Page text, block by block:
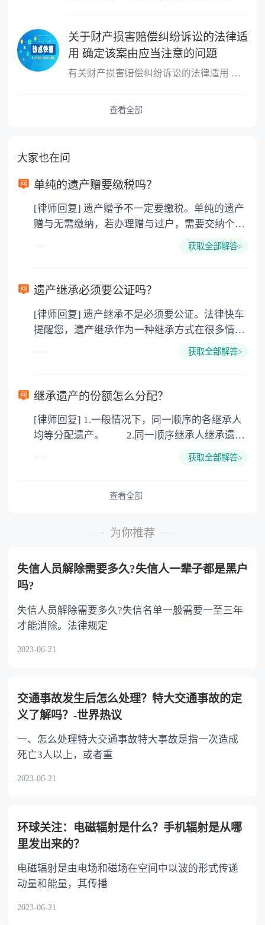
关于财产损害赔偿纠纷诉讼的法律适
用 确定该案由应当注意的问題
有关财产损害赔偿纠纷诉讼的法律适用 确定该案由应当注意的问題处
查看全部
大家也在问
单纯的遗产赠要缴税吗？
[律师回复] 遗产赠予不一定要缴税。单纯的遗产
赠与无需缴纳，若办理赠与过户，需要交纳个人
所得税、契税和公证费。赠与过户是没有增值税
要缴纳公证费，具体如下： 1. 公证费：按房
3. 印花税：按房屋评估价的0.05%缴纳 4. 土
地增值税：按房价1%缴纳 5. 房屋产权登记费：
获取全部解答>
遗产继承必须要公证吗？
[律师回复] 遗产继承不是必须要公证。法律快车
提醒您，遗产继承作为一种继承方式在很多情况
下都是不需要公证的，当然，如果需要公正的也
以防对财产继承发生纠纷，可以对遗产继承进行
公证。
获取全部解答>
继承遗产的份额怎么分配？
[律师回复] 1.一般情况下，同一顺序的各继承人
均等分配遗产。 2.同一顺序继承人继承遗产
或者与被继承人共同生活的继承人，分配遗产
的继承人，不尽扶养义务的，分配遗产时，应当
获取全部解答>
查看全部
为你推荐
失信人员解除需要多久?失信人一辈子都是黑户
吗?
失信人员解除需要多久?失信名单一般需要一至三年
才能消除。法律规定
2023-06-21
交通事故发生后怎么处理？特大交通事故的定
义了解吗？-世界热议
一、怎么处理特大交通事故特大事故是指一次造成
死亡3人以上，或者重
2023-06-21
环球关注：电磁辐射是什么？手机辐射是从哪
里发出来的？
电磁辐射是由电场和磁场在空间中以波的形式传递
动量和能量，其传播
2023-06-21